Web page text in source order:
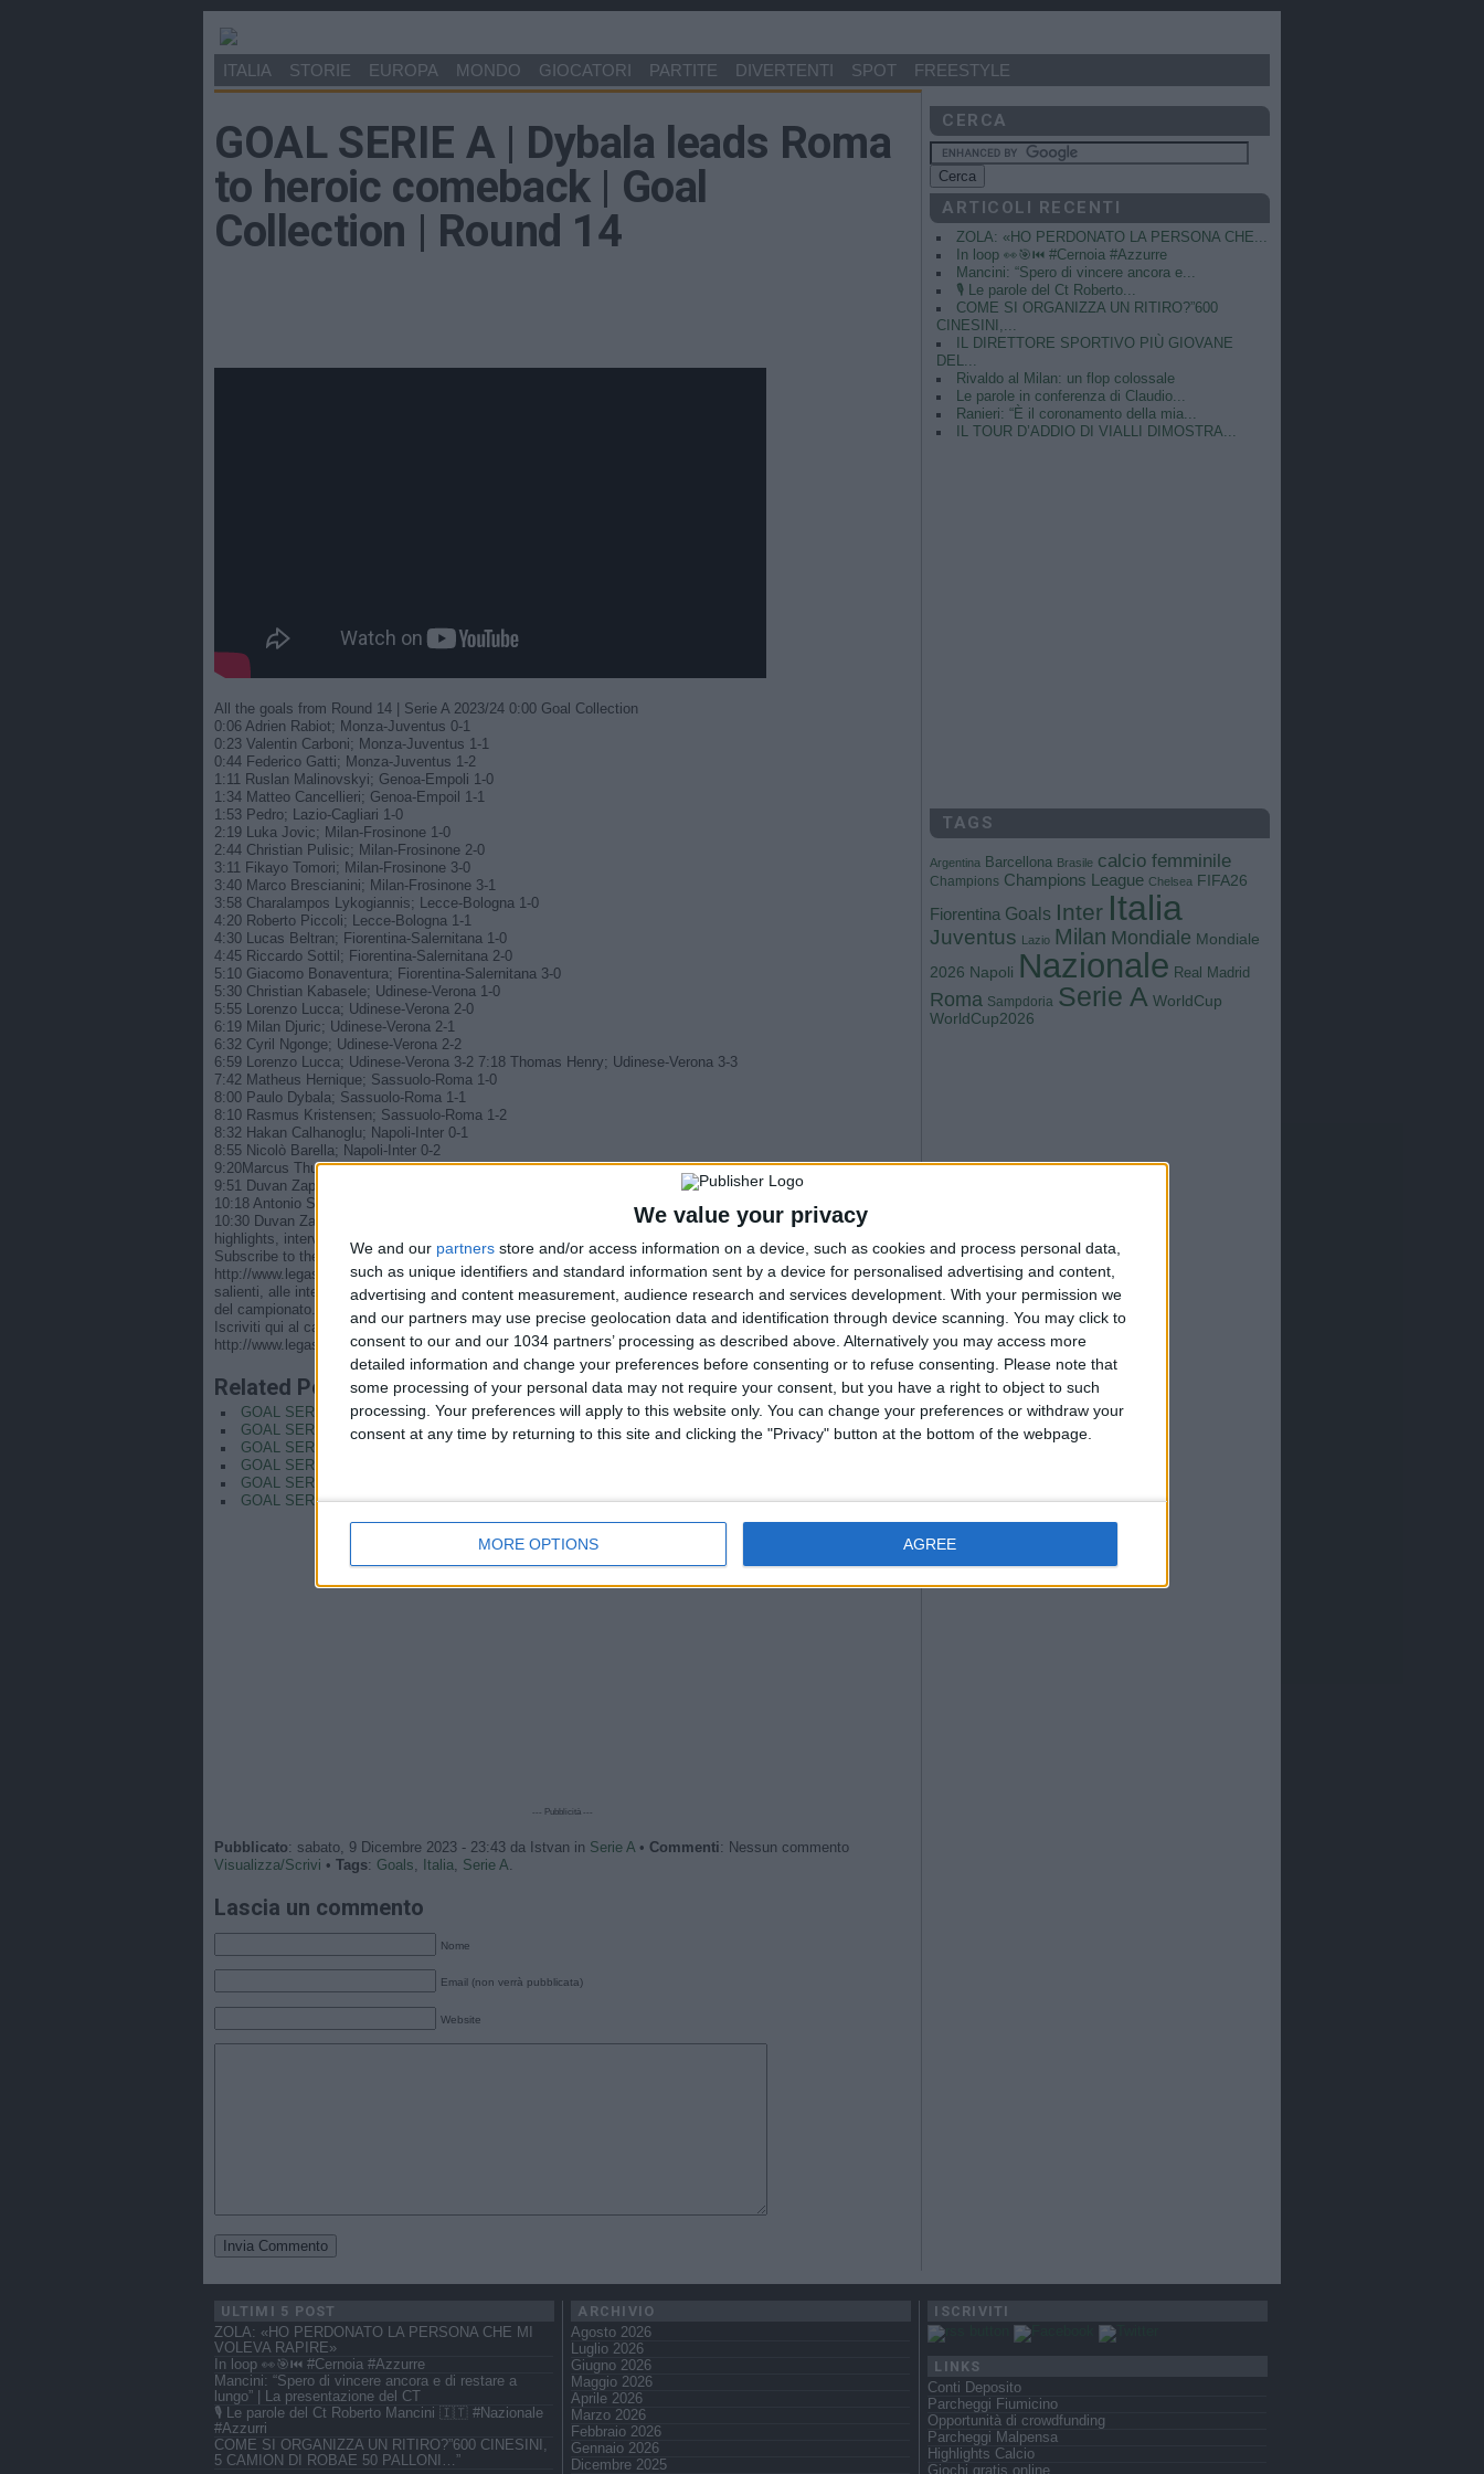
We value your privacy
We and our partners store and/or access information on a device, such as cookies and process personal data,
such as unique identifiers and standard information sent by a device for personalised advertising and content,
advertising and content measurement, audience research and services development. With your permission we
and our partners may use precise geolocation data and identification through device scanning. You may click to
consent to our and our 1034 partners’ processing as described above. Alternatively you may access more
detailed information and change your preferences before consenting or to refuse consenting.
Please note that
some processing of your personal data may not require your consent, but you have a right to object to such
processing. Your preferences will apply to this website only. You can change your preferences or withdraw your
consent at any time by returning to this site and clicking the "Privacy" button at the bottom of the webpage.
MORE OPTIONS AGREE
ITALIA STORIE EUROPA MONDO GIOCATORI PARTITE DIVERTENTI SPOT FREESTYLE
GOAL SERIE A | Dybala leads Roma
to heroic comeback | Goal
Collection | Round 14
All the goals from Round 14 | Serie A 2023/24 0:00 Goal Collection
0:06 Adrien Rabiot; Monza-Juventus 0-1
0:23 Valentin Carboni; Monza-Juventus 1-1
0:44 Federico Gatti; Monza-Juventus 1-2
1:11 Ruslan Malinovskyi; Genoa-Empoli 1-0
1:34 Matteo Cancellieri; Genoa-Empoil 1-1
1:53 Pedro; Lazio-Cagliari 1-0
2:19 Luka Jovic; Milan-Frosinone 1-0
2:44 Christian Pulisic; Milan-Frosinone 2-0
3:11 Fikayo Tomori; Milan-Frosinone 3-0
3:40 Marco Brescianini; Milan-Frosinone 3-1
3:58 Charalampos Lykogiannis; Lecce-Bologna 1-0
4:20 Roberto Piccoli; Lecce-Bologna 1-1
4:30 Lucas Beltran; Fiorentina-Salernitana 1-0
4:45 Riccardo Sottil; Fiorentina-Salernitana 2-0
5:10 Giacomo Bonaventura; Fiorentina-Salernitana 3-0
5:30 Christian Kabasele; Udinese-Verona 1-0
5:55 Lorenzo Lucca; Udinese-Verona 2-0
6:19 Milan Djuric; Udinese-Verona 2-1
6:32 Cyril Ngonge; Udinese-Verona 2-2
6:59 Lorenzo Lucca; Udinese-Verona 3-2 7:18 Thomas Henry; Udinese-Verona 3-3
7:42 Matheus Hernique; Sassuolo-Roma 1-0
8:00 Paulo Dybala; Sassuolo-Roma 1-1
8:10 Rasmus Kristensen; Sassuolo-Roma 1-2
8:32 Hakan Calhanoglu; Napoli-Inter 0-1
8:55 Nicolò Barella; Napoli-Inter 0-2
9:20Marcus Thuram; Napoli-Inter 0-3
9:51 Duvan Zapata; Torino-Atalanta 1-0
10:18 Antonio Sanabria; Torino-Atalanta 2-0
10:30 Duvan Zapata; Torino-Atalanta 3-0 This is the official channel for the Serie A, providing all the latest
highlights, interviews, news and features to keep you up to date with all things Italian football.
Subscribe to the channel here! https://bit.ly/SERIEA_YT Find out more about the Serie A at:
http://www.legaseriea.it/en/ Questo è il canale ufficiale della Serie A, dove potrai avere accesso ai momenti
salienti, alle interviste, alle notizie e alle funzionalità del momento per rimanere aggiornato sulle ultime novità
del campionato.
Iscriviti qui al canale! https://bit.ly/SERIEA_YT Per maggiori informazioni sulla Serie A:
http://www.legaseriea.it/it
Related Posts
GOAL SERIE A | Castellanos picks up the torch from immobile | Round 1 | Serie A 2024/25
GOAL SERIE A | Zirkzee Guides Bologna Win | Goal Collection | Round 25 | Serie A 2023/24
GOAL SERIE A | Chiesa Ends Season with a Goal | Goal Collection | Round 38 | Serie A 2023/24
GOAL SERIE A | Calafiori scores TWICE against Juve | Goal Collection | Round 37 | Serie A 2023/24
GOAL SERIE A | LAUTARO leads the scoring standings | Goal Collection | Round 36 | Serie A 2023/24
GOAL SERIE A | GIROUD’s powerful volley | Goal Collection | Round 35 | Serie A 2023/24
--- Pubblicità ---
Pubblicato: sabato, 9 Dicembre 2023 - 23:43 da Istvan in Serie A• Commenti: Nessun commento
Visualizza/Scrivi • Tags: Goals, Italia, Serie A.
Lascia un commento
Nome
Email (non verrà pubblicata)
Website
CERCA
ARTICOLI RECENTI
ZOLA: «HO PERDONATO LA PERSONA CHE...
In loop 👀🎯⏮️ #Cernoia #Azzurre
Mancini: “Spero di vincere ancora e...
🎙️ Le parole del Ct Roberto...
COME SI ORGANIZZA UN RITIRO?”600
CINESINI,...
IL DIRETTORE SPORTIVO PIÙ GIOVANE
DEL...
Rivaldo al Milan: un flop colossale
Le parole in conferenza di Claudio...
Ranieri: “È il coronamento della mia...
IL TOUR D’ADDIO DI VIALLI DIMOSTRA...
TAGS
Argentina Barcellona Brasile calcio femminile
Champions Champions League Chelsea FIFA26
Fiorentina Goals Inter Italia
Juventus Lazio Milan Mondiale Mondiale
2026 Napoli Nazionale Real Madrid
Roma Sampdoria Serie A WorldCup
WorldCup2026
ULTIMI 5 POST
ZOLA: «HO PERDONATO LA PERSONA CHE MI
VOLEVA RAPIRE»
In loop 👀🎯⏮️ #Cernoia #Azzurre
Mancini: “Spero di vincere ancora e di restare a
lungo” | La presentazione del CT
🎙️ Le parole del Ct Roberto Mancini 🇮🇹 #Nazionale
#Azzurri
COME SI ORGANIZZA UN RITIRO?”600 CINESINI,
5 CAMION DI ROBAE 50 PALLONI…”
ARCHIVIO
Agosto 2026
Luglio 2026
Giugno 2026
Maggio 2026
Aprile 2026
Marzo 2026
Febbraio 2026
Gennaio 2026
Dicembre 2025
ISCRIVITI
LINKS
Conti Deposito
Parcheggi Fiumicino
Opportunità di crowdfunding
Parcheggi Malpensa
Highlights Calcio
Giochi gratis online